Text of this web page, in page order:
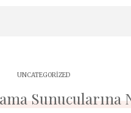
UNCATEGORIZED
Sunucularına